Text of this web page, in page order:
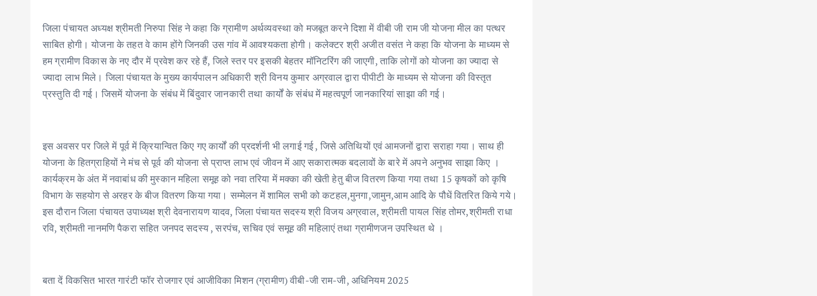
जिला पंचायत अध्यक्ष श्रीमती निरुपा सिंह ने कहा कि ग्रामीण अर्थव्यवस्था को मजबूत करने दिशा में वीबी जी राम जी योजना मील का पत्थर
साबित होगी। योजना के तहत वे काम होंगे जिनकी उस गांव में आवश्यकता होगी। कलेक्टर श्री अजीत वसंत ने कहा कि योजना के माध्यम से
हम ग्रामीण विकास के नए दौर में प्रवेश कर रहे हैं, जिले स्तर पर इसकी बेहतर मॉनिटरिंग की जाएगी, ताकि लोगों को योजना का ज्यादा से
ज्यादा लाभ मिले। जिला पंचायत के मुख्य कार्यपालन अधिकारी श्री विनय कुमार अग्रवाल द्वारा पीपीटी के माध्यम से योजना की विस्तृत
प्रस्तुति दी गई। जिसमें योजना के संबंध में बिंदुवार जानकारी तथा कार्यों के संबंध में महत्वपूर्ण जानकारियां साझा की गई।
इस अवसर पर जिले में पूर्व में क्रियान्वित किए गए कार्यों की प्रदर्शनी भी लगाई गई , जिसे अतिथियों एवं आमजनों द्वारा सराहा गया। साथ ही
योजना के हितग्राहियों ने मंच से पूर्व की योजना से प्राप्त लाभ एवं जीवन में आए सकारात्मक बदलावों के बारे में अपने अनुभव साझा किए ।
कार्यक्रम के अंत में नवाबांध की मुस्कान महिला समूह को नवा तरिया में मक्का की खेती हेतु बीज वितरण किया गया तथा 15 कृषकों को कृषि
विभाग के सहयोग से अरहर के बीज वितरण किया गया। सम्मेलन में शामिल सभी को कटहल,मुनगा,जामुन,आम आदि के पौधें वितरित किये गये।
इस दौरान जिला पंचायत उपाध्यक्ष श्री देवनारायण यादव, जिला पंचायत सदस्य श्री विजय अग्रवाल, श्रीमती पायल सिंह तोमर,श्रीमती राधा
रवि, श्रीमती नानमणि पैकरा सहित जनपद सदस्य , सरपंच, सचिव एवं समूह की महिलाएं तथा ग्रामीणजन उपस्थित थे ।
बता दें विकसित भारत गारंटी फॉर रोजगार एवं आजीविका मिशन (ग्रामीण) वीबी-जी राम-जी, अधिनियम 2025